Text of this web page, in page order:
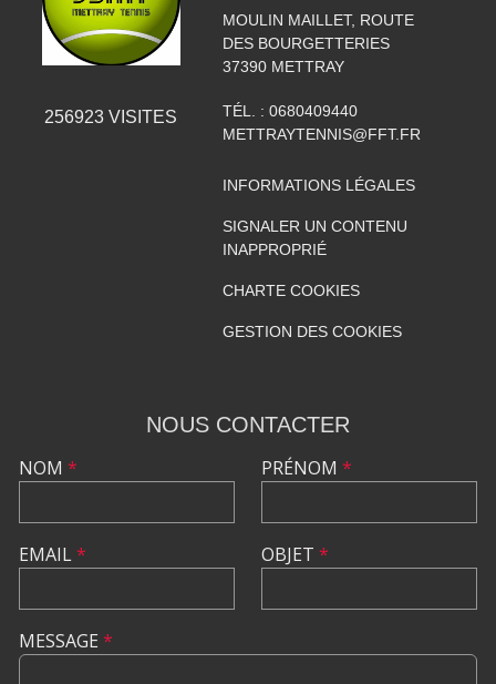
256923 VISITES
MOULIN MAILLET, ROUTE
DES BOURGETTERIES
37390 METTRAY
TÉL. : 0680409440
METTRAYTENNIS@FFT.FR
INFORMATIONS LÉGALES
SIGNALER UN CONTENU
INAPPROPRIÉ
CHARTE COOKIES
GESTION DES COOKIES
NOUS CONTACTER
NOM *
EMAIL*
PRÉNOM *
OBJET *
MESSAGE *